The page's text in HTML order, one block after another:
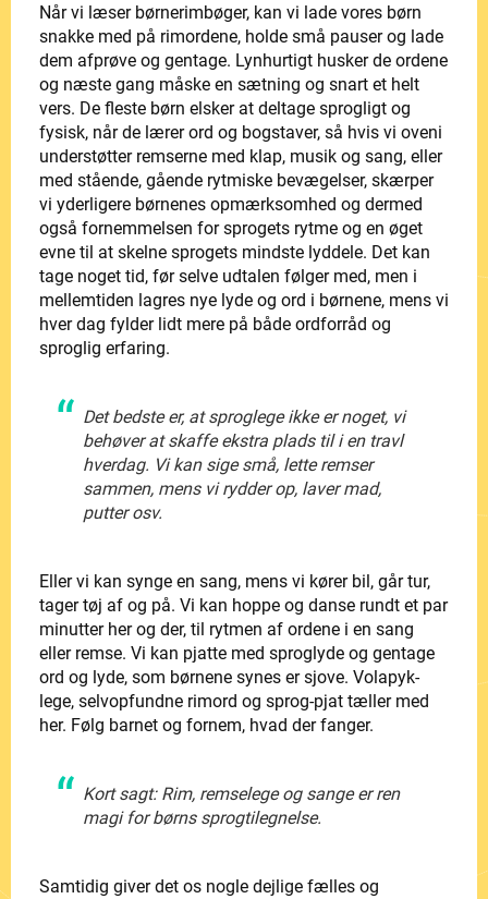
Når vi læser børnerimbøger, kan vi lade vores børn
snakke med på rimordene, holde små pauser og lade
dem afprøve og gentage. Lynhurtigt husker de ordene
og næste gang måske en sætning og snart et helt
vers. De fleste børn elsker at deltage sprogligt og
fysisk, når de lærer ord og bogstaver, så hvis vi oveni
understøtter remserne med klap, musik og sang, eller
med stående, gående rytmiske bevægelser, skærper
vi yderligere børnenes opmærksomhed og dermed
også fornemmelsen for sprogets rytme og en øget
evne til at skelne sprogets mindste lyddele. Det kan
tage noget tid, før selve udtalen følger med, men i
mellemtiden lagres nye lyde og ord i børnene, mens vi
hver dag fylder lidt mere på både ordforråd og
sproglig erfaring.
Det bedste er, at sproglege ikke er noget, vi
behøver at skaffe ekstra plads til i en travl
hverdag. Vi kan sige små, lette remser
sammen, mens vi rydder op, laver mad,
putter osv.
Eller vi kan synge en sang, mens vi kører bil, går tur,
tager tøj af og på. Vi kan hoppe og danse rundt et par
minutter her og der, til rytmen af ordene i en sang
eller remse. Vi kan pjatte med sproglyde og gentage
ord og lyde, som børnene synes er sjove. Volapyk-
lege, selvopfundne rimord og sprog-pjat tæller med
her. Følg barnet og fornem, hvad der fanger.
Kort sagt: Rim, remselege og sange er ren
magi for børns sprogtilegnelse.
Samtidig giver det os nogle dejlige fælles og